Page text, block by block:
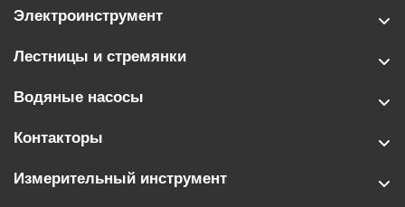
Электроинструмент
Лестницы и стремянки
Водяные насосы
Контакторы
Измерительный инструмент